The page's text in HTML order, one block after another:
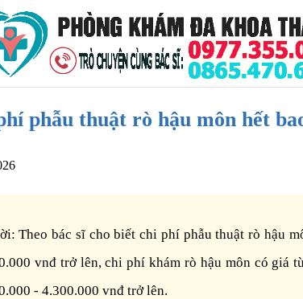
phẫu thuật rò hậu môn hết
Theo bác sĩ cho biết chi phí phẫu thuật rò hậu
vnđ trở lên, chi phí khám rò hậu môn có giá
- 4.300.000 vnđ trở lên.